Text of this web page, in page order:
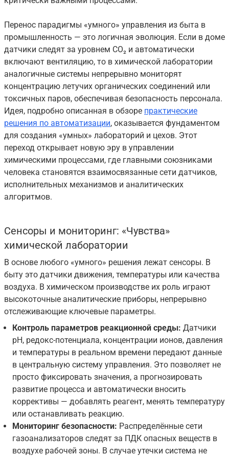
Перенос парадигмы «умного» управления из быта в
промышленность — это логичная эволюция. Если в доме
датчики следят за уровнем CO₂ и автоматически
включают вентиляцию, то в химической лаборатории
аналогичные системы непрерывно мониторят
концентрацию летучих органических соединений или
токсичных паров, обеспечивая безопасность персонала.
Идея, подробно описанная в обзоре практические
решения по автоматизации, оказывается фундаментом
для создания «умных» лабораторий и цехов. Этот
переход открывает новую эру в управлении
химическими процессами, где главными союзниками
человека становятся взаимосвязанные сети датчиков,
исполнительных механизмов и аналитических
алгоритмов.
Сенсоры и мониторинг: «Чувства»
химической лаборатории
В основе любого «умного» решения лежат сенсоры. В
быту это датчики движения, температуры или качества
воздуха. В химическом производстве их роль играют
высокоточные аналитические приборы, непрерывно
отслеживающие ключевые параметры.
Контроль параметров реакционной среды: Датчики
pH, редокс-потенциала, концентрации ионов, давления
и температуры в реальном времени передают данные
в центральную систему управления. Это позволяет не
просто фиксировать значения, а прогнозировать
развитие процесса и автоматически вносить
коррективы — добавлять реагент, менять температуру
или останавливать реакцию.
Мониторинг безопасности: Распределённые сети
газоанализаторов следят за ПДК опасных веществ в
воздухе рабочей зоны. В случае утечки система не